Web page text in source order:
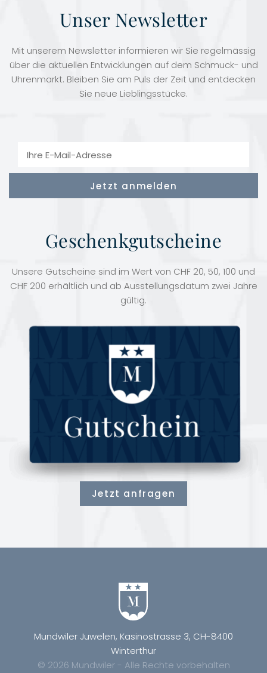
Unser Newsletter
Mit unserem Newsletter informieren wir Sie regelmässig
über die aktuellen Entwicklungen auf dem Schmuck- und
Uhrenmarkt. Bleiben Sie am Puls der Zeit und entdecken
Sie neue Lieblingsstücke.
Geschenkgutscheine
Unsere Gutscheine sind im Wert von CHF 20, 50, 100 und
CHF 200 erhältlich und ab Ausstellungsdatum zwei Jahre
gültig.
Jetzt anfragen
Mundwiler Juwelen, Kasinostrasse 3, CH-8400
Winterthur
© 2026 Mundwiler - Alle Rechte vorbehalten